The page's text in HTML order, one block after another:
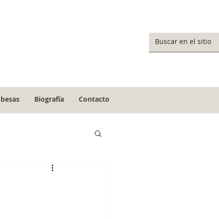
Biografía Contacto